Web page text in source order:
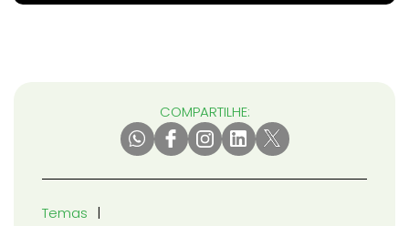
COMPARTILHE:
Temas